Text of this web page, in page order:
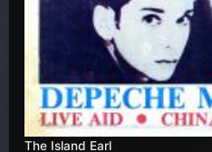
The Island Earl